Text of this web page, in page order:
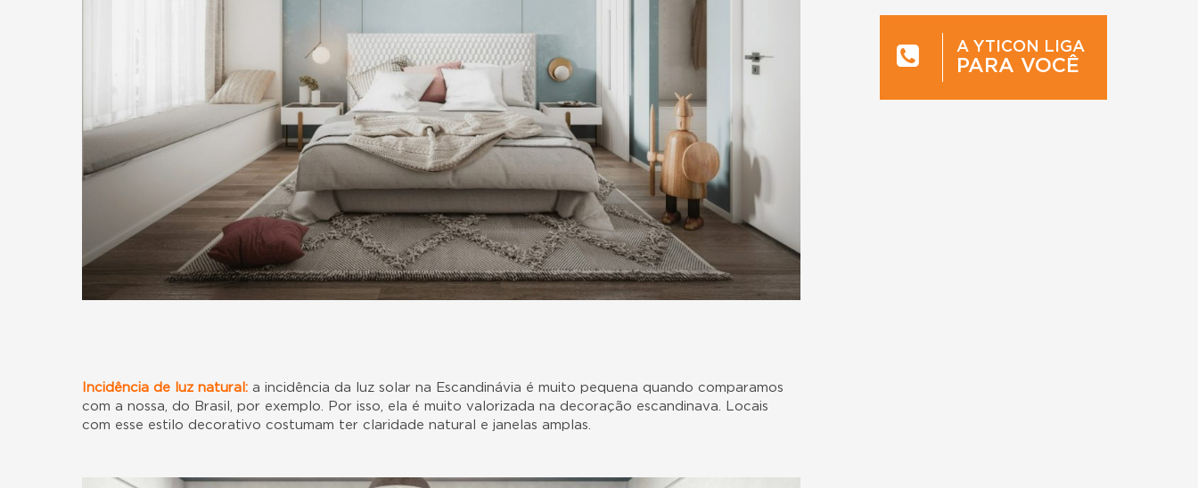
Incidência de luz natural: a incidência da luz solar na Escandinávia é muito pequena quando comparamos
com a nossa, do Brasil, por exemplo. Por isso, ela é muito valorizada na decoração escandinava. Locais
com esse estilo decorativo costumam ter claridade natural e janelas amplas.
A YTICON LIGA
PARA VOCÊ